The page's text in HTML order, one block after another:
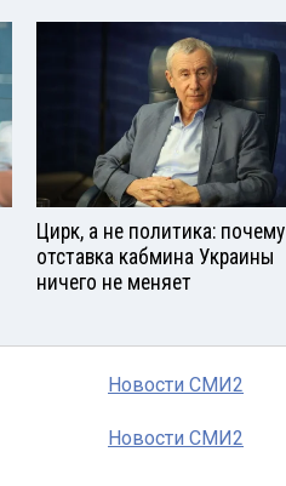
Цирк, а не политика: почему
отставка кабмина Украины
ничего не меняет
Новости СМИ2
Новости СМИ2